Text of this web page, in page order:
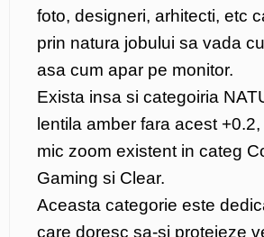
foto, designeri, arhitecti, etc
prin natura jobului sa vada
asa cum apar pe monitor.
Exista insa si categoiria
lentila amber fara acest
mic zoom existent in categ
Gaming si Clear.
Aceasta categorie este
care doresc sa-si protejeze